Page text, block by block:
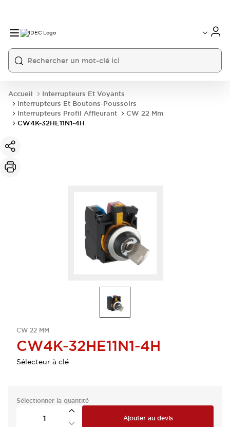
Accueil
Interrupteurs Et Voyants
Interrupteurs Et Boutons-Poussoirs
Interrupteurs Profil Affleurant
CW 22 Mm
CW4K-32HE11N1-4H
CW 22 MM
CW4K-32HE11N1-4H
Sélecteur à clé
Sélectionner la quantité
Ajouter au devis